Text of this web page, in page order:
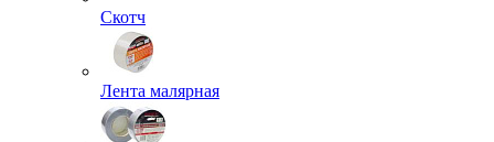
Скотч
Лента малярная